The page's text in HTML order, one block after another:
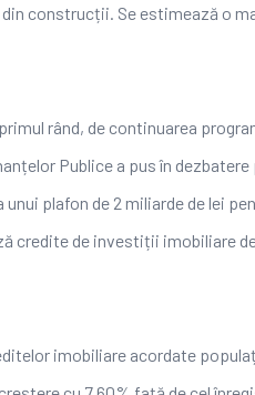
construcții. Se estimează o
rând, de continuarea
Publice a pus în
plafon de 2 miliarde de lei
credite de investiții imobiliare
imobiliare acordate